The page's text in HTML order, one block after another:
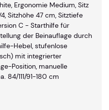
Ergonomie Medium, Sitz
Sitzhöhe 47 cm, Sitztiefe
C - Starthilfe für
der Beinauflage durch
Hebel, stufenlose
mit integrierter
Position, manuelle
84/111/91-180 cm